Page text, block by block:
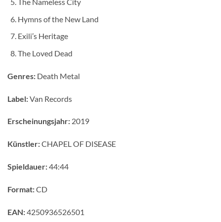
Hymns of the New Land
Exili’s Heritage
The Loved Dead
Genres: Death Metal
Label:Van Records
Erscheinungsjahr: 2019
Künstler:CHAPEL OF DISEASE
Spieldauer:44:44
Format:CD
EAN:4250936526501